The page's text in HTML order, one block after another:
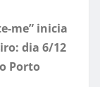
me” inicia
dia 6/12
Porto